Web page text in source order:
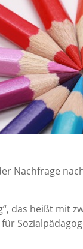
Nachfrage
das heißt mit